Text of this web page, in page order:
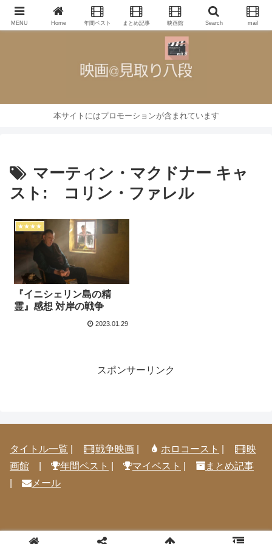
映画批評・レビューブログ
本サイトにはプロモーションが含まれています
マーティン・マクドナー キャ
スト: コリン・ファレル
★★★★
『イニシェリン島の精
霊』感想 対岸の戦争
2023.01.29
スポンサーリンク
タイトル一覧 戦争映画| ホロコースト
映
画館
年間ベスト マイベスト
まとめ記事
メール
MENU Home 年間ベスト まとめ記事 映画館 Search mail